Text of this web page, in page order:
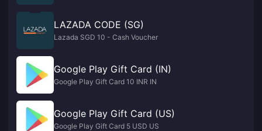
LAZADA CODE (SG)
Lazada SGD 10 - Cash Voucher
Google Play Gift Card (IN)
Google Play Gift Card 10 INR IN
Google Play Gift Card (US)
Google Play Gift Card 5 USD US